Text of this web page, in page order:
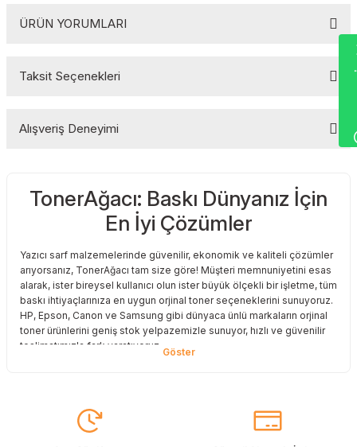
ÜRÜN YORUMLARI
Taksit Seçenekleri
Alışveriş Deneyimi
Sitemize ilk yorumu siz yapın!
TonerAğacı: Baskı Dünyanız İçin
En İyi Çözümler
Yazıcı sarf malzemelerinde güvenilir, ekonomik ve kaliteli çözümler
arıyorsanız, TonerAğacı tam size göre! Müşteri memnuniyetini esas
alarak, ister bireysel kullanıcı olun ister büyük ölçekli bir işletme, tüm
baskı ihtiyaçlarınıza en uygun orjinal toner seçeneklerini sunuyoruz.
HP, Epson, Canon ve Samsung gibi dünyaca ünlü markaların orjinal
toner ürünlerini geniş stok yelpazemizle sunuyor, hızlı ve güvenilir
teslimatımızla fark yaratıyoruz.
istiyorsunuz? O halde muadil toner çözümlerimize göz atmalısınız!
Muadil toner ürünlerimiz, orijinal kalitesine en yakın performansı